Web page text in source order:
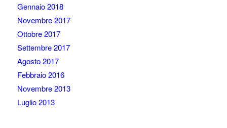
Gennaio 2018
Novembre 2017
Ottobre 2017
Settembre 2017
Agosto 2017
Febbraio 2016
Novembre 2013
Luglio 2013